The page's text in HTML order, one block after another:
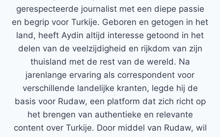
gerespecteerde journalist met een diepe passie
en begrip voor Turkije. Geboren en getogen in het
land, heeft Aydin altijd interesse getoond in het
delen van de veelzijdigheid en rijkdom van zijn
thuisland met de rest van de wereld. Na
jarenlange ervaring als correspondent voor
verschillende landelijke kranten, legde hij de
basis voor Rudaw, een platform dat zich richt op
het brengen van authentieke en relevante
content over Turkije. Door middel van Rudaw, wil